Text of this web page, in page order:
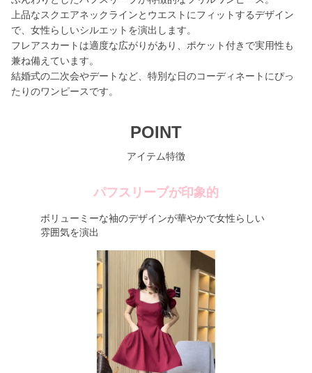
上品なスクエアネックラインとウエストにフィットするデザイン
で、女性らしいシルエットを演出します。
フレアスカートは適度な広がりがあり、ポケット付きで実用性も
兼ね備えています。
結婚式の二次会やデートなど、特別な日のコーディネートにぴっ
たりのワンピースです。
POINT
アイテム特徴
パフスリーブが印象的
ボリューミーな袖のデザインが華やかで女性らしい
雰囲気を演出